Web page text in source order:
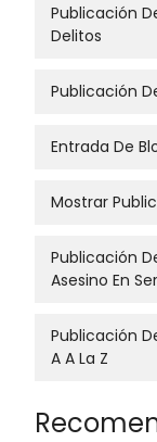
Publicación
Delitos
Publicación
Entrada De
Mostrar
Publicación
Asesino En
Publicación
A A La Z